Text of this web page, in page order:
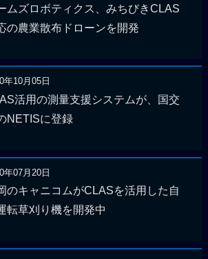
ムズロボティクス、みちびきCLAS
の農業散布ドローンを開発
年10月05日
活用の測量支援システムが、国交
NETISに登録
年07月20日
のキャニコムがCLASを活用した自
転草刈り機を開発中